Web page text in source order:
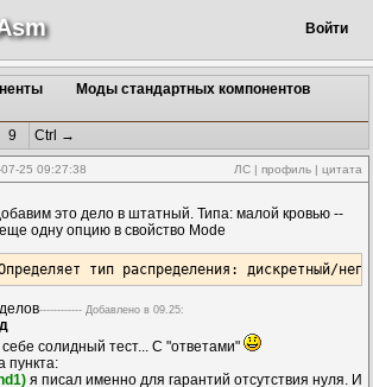
Войти
Моды стандартных компонентов
9 Ctrl →
25 09:27:38 ЛС | профиль | цитата
это дело в штатный. Типа: малой кровью --
одну опцию в свойство Mode
тип распределения: дискретный/
------------ Дoбавленo в 09.25:
солидный тест... С "ответами"
пункта:
я писал именно для гарантий отсутствия нуля. И